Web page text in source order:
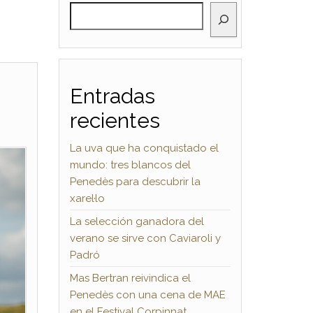
Entradas
recientes
La uva que ha conquistado el
mundo: tres blancos del
Penedès para descubrir la
xarel·lo
La selección ganadora del
verano se sirve con Caviaroli y
Padró
Mas Bertran reivindica el
Penedès con una cena de MAE